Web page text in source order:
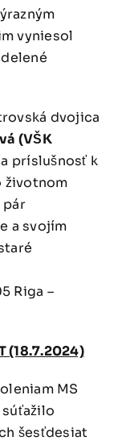
vyniesol
dvojica
(VŠK
príslušnosť k
životnom
pár
a svojím
Riga –
(18.7.2024)
MS
šesťdesiat